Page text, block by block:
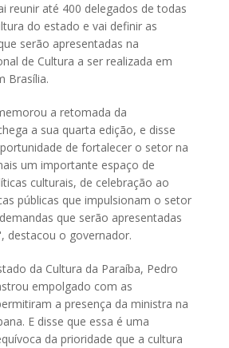
reunir até 400 delegados de todas
do estado e vai definir as
serão apresentadas na
de Cultura a ser realizada em
Brasília.
a retomada da
a sua quarta edição, e disse
de fortalecer o setor na
um importante espaço de
culturais, de celebração ao
públicas que impulsionam o setor
que serão apresentadas
destacou o governador.
da Cultura da Paraíba, Pedro
empolgado com as
a presença da ministra na
E disse que essa é uma
da prioridade que a cultura